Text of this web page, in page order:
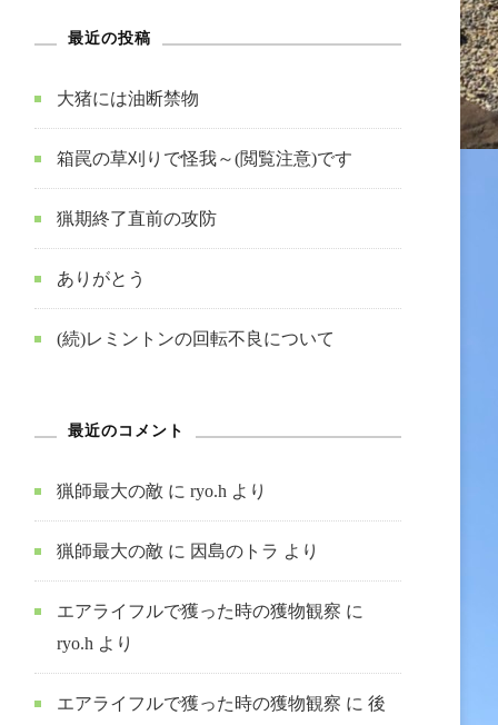
最近の投稿
大猪には油断禁物
箱罠の草刈りで怪我～(閲覧注意)です
猟期終了直前の攻防
ありがとう
(続)レミントンの回転不良について
最近のコメント
猟師最大の敵 に ryo.h より
猟師最大の敵 に 因島のトラ より
エアライフルで獲った時の獲物観察 に
ryo.h より
エアライフルで獲った時の獲物観察 に 後